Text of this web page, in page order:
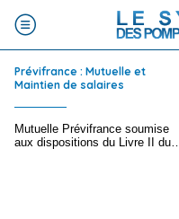
Mutuelle Prévifrance soumise
aux dispositions du Livre II du
Prévifrance : Mutuelle et
Maintien de salaires